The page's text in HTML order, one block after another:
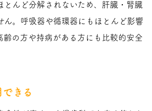
とんど分解されないため、肝臓・腎臓
ん。呼吸器や循環器にもほとんど影響
齢の方や持病がある方にも比較的安全
きる